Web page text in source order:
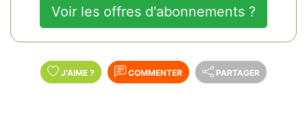
Voir les offres d'abonnements ?
J'AIME ? COMMENTER PARTAGER